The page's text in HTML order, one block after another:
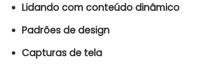
Lidando com conteúdo dinâmico
Padrões de design
Capturas de tela